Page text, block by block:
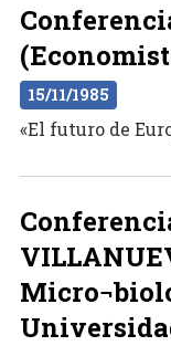
15/11/1985
«El futuro de